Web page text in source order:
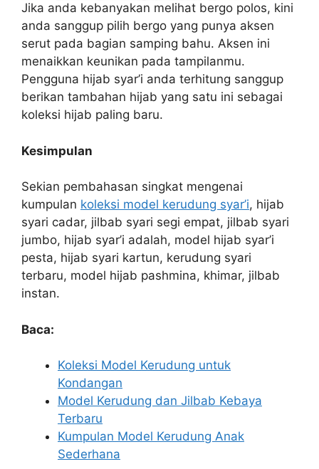
Jika anda kebanyakan melihat bergo polos, kini
anda sanggup pilih bergo yang punya aksen
serut pada bagian samping bahu. Aksen ini
menaikkan keunikan pada tampilanmu.
Pengguna hijab syar’i anda terhitung sanggup
berikan tambahan hijab yang satu ini sebagai
koleksi hijab paling baru.
Kesimpulan
Sekian pembahasan singkat mengenai
kumpulan koleksi model kerudung syar’i, hijab
syari cadar, jilbab syari segi empat, jilbab syari
jumbo, hijab syar’i adalah, model hijab syar’i
pesta, hijab syari kartun, kerudung syari
terbaru, model hijab pashmina, khimar, jilbab
instan.
Baca:
Koleksi Model Kerudung untuk
Kondangan
Model Kerudung dan Jilbab Kebaya
Terbaru
Kumpulan Model Kerudung Anak
Sederhana